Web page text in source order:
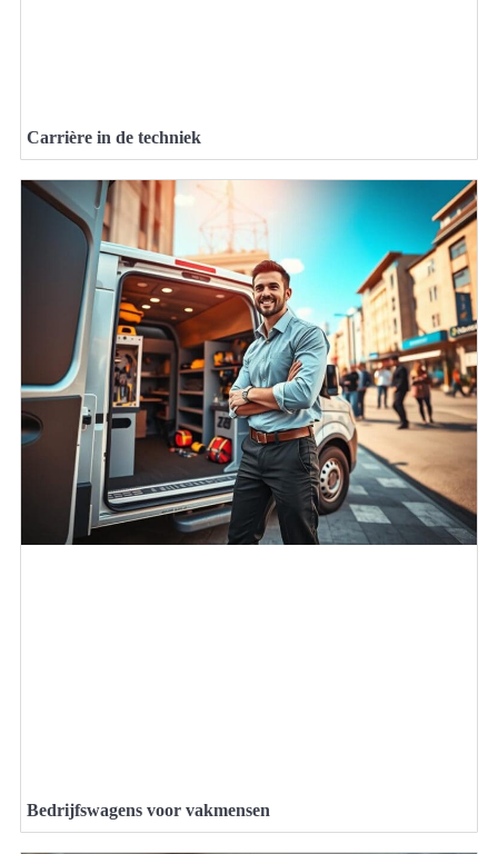
Carrière in de techniek
Bedrijfswagens voor vakmensen